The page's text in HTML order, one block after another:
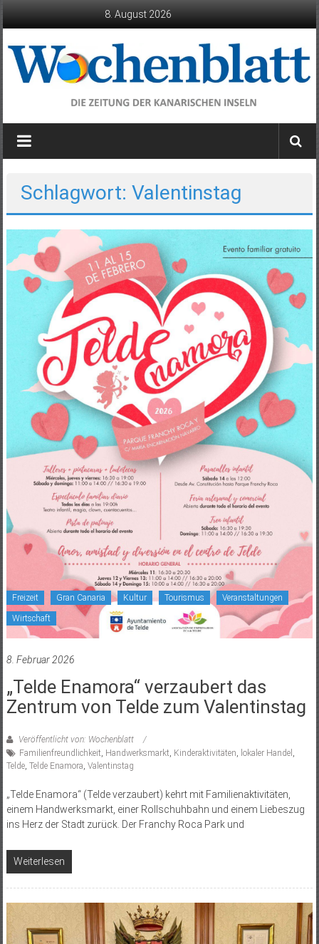
8. August 2026
Wochenblatt
die
Kanarischen
Inseln
Schlagwort: Valentinstag
Freizeit Gran Canaria Kultur Tourismus Veranstaltungen
Wirtschaft
8. Februar 2026
„Telde Enamora“ verzaubert das
Zentrum von Telde zum Valentinstag
Veröffentlicht von: Wochenblatt
Familienfreundlichkeit Handwerksmarkt Kinderaktivitäten lokaler Handel
Telde, Telde Enamora Valentinstag
„Telde Enamora“ (Telde verzaubert) kehrt mit Familienaktivitäten,
einem Handwerksmarkt, einer Rollschuhbahn und einem Liebeszug
ins Herz der Stadt zurück. Der Franchy Roca Park und
Weiterlesen